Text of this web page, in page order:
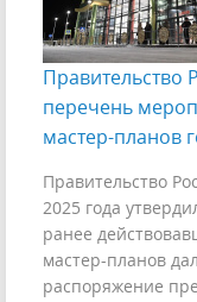
Правительство
перечень
мастер-планов
Правительство
2025 года
ранее
мастер-планов
распоряжение